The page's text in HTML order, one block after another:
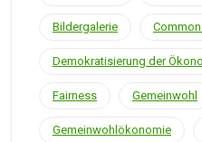
Bildergalerie
Demokratisierung der
Fairness Gemeinwohl
Gemeinwohlökonomie